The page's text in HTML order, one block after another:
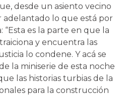
desde un asiento vecino
lo que está por
es la parte en que la
y encuentra las
lo condene. Y acá se
la miniserie de esta noche
las historias turbias de la
para la construcción